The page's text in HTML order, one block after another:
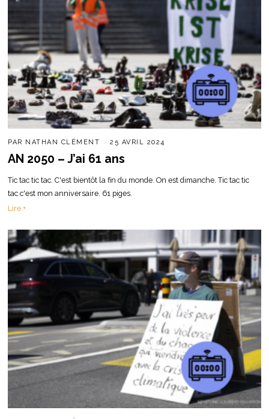
PAR NATHAN CLÉMENT 25 AVRIL 2024
AN 2050 – J’ai 61 ans
Tic tac tic tac. C'est bientôt la fin du monde. On est dimanche. Tic tac tic
tac c'est mon anniversaire. 61 piges.
Lire +